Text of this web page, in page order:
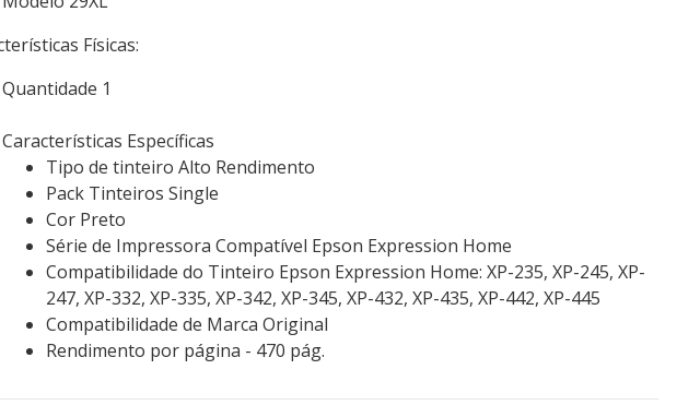
Físicas:
Quantidade 1
Características Específicas
Tipo de tinteiro Alto Rendimento
Pack Tinteiros Single
Cor Preto
Série de Impressora Compatível Epson Expression Home
Compatibilidade do Tinteiro Epson Expression Home: XP-235, XP-245, XP-
247, XP-332, XP-335, XP-342, XP-345, XP-432, XP-435, XP-442, XP-445
Compatibilidade de Marca Original
Rendimento por página - 470 pág.